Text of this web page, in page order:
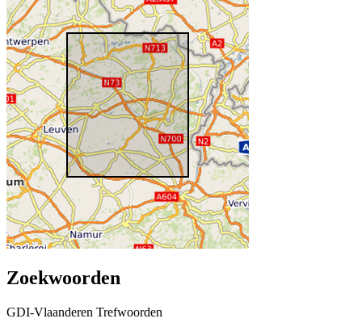
Zoekwoorden
GDI-Vlaanderen Trefwoorden